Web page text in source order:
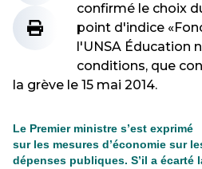
confirmé le choix
point d'indice
l'UNSA Éducation
conditions, que
la grève le 15 mai 2014.
Le Premier ministre s’est exprimé
sur les mesures d’économie sur
dépenses publiques. S’il a écarté